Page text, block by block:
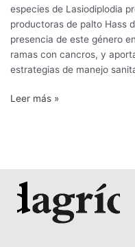
especies de Lasiodiplodia
productoras de palto Hass
presencia de este género
ramas con cancros, y
estrategias de manejo
Leer más »